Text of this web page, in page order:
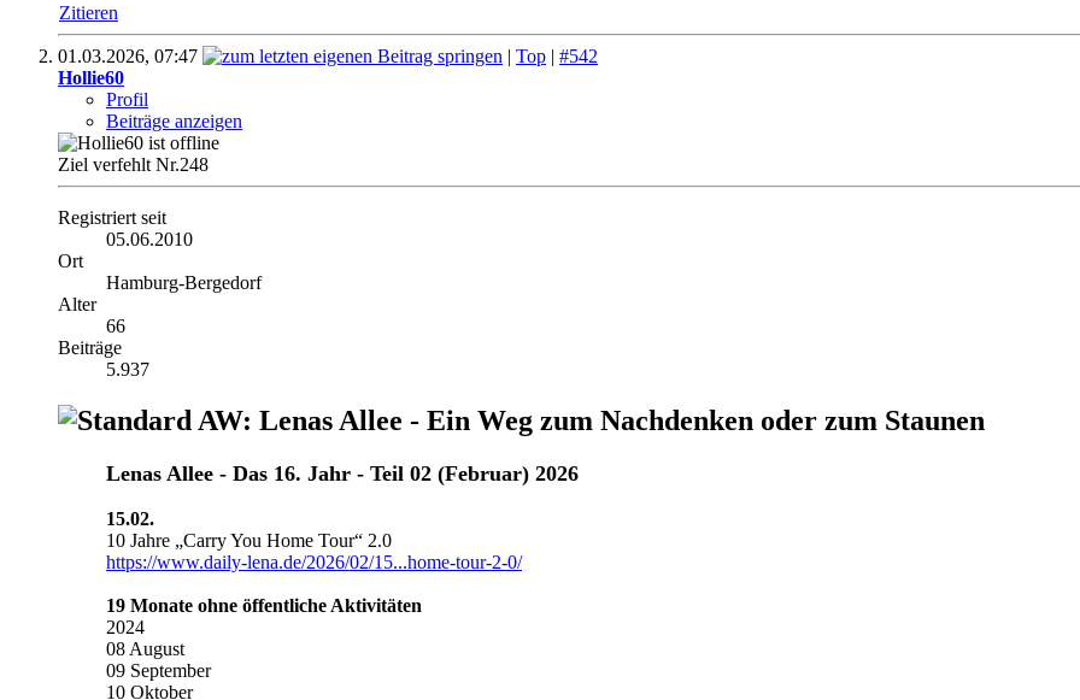
Zitieren
01.03.2026, 07:47 | Top | #542
Hollie60
Profil
Beiträge anzeigen
Ziel verfehlt Nr.248
Registriert seit
05.06.2010
Ort
Hamburg-Bergedorf
Alter
66
Beiträge
5.937
AW: Lenas Allee - Ein Weg zum Nachdenken oder zum Staunen
Lenas Allee ‐ Das 16. Jahr - Teil 02 (Februar) 2026
15.02.
10 Jahre „Carry You Home Tour“ 2.0
https://www.daily-lena.de/2026/02/15...home-tour-2-0/
19 Monate ohne öffentliche Aktivitäten
2024
08 August
09 September
10 Oktober